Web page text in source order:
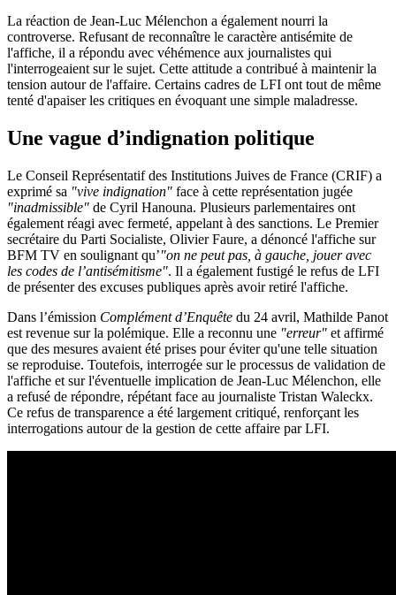
La réaction de Jean-Luc Mélenchon a également nourri la
controverse. Refusant de reconnaître le caractère antisémite de
l'affiche, il a répondu avec véhémence aux journalistes qui
l'interrogeaient sur le sujet. Cette attitude a contribué à maintenir la
tension autour de l'affaire. Certains cadres de LFI ont tout de même
tenté d'apaiser les critiques en évoquant une simple maladresse.
Une vague d’indignation politique
Le Conseil Représentatif des Institutions Juives de France (CRIF) a
exprimé sa "vive indignation" face à cette représentation jugée
"inadmissible" de Cyril Hanouna. Plusieurs parlementaires ont
également réagi avec fermeté, appelant à des sanctions. Le Premier
secrétaire du Parti Socialiste, Olivier Faure, a dénoncé l'affiche sur
BFM TV en soulignant qu’"on ne peut pas, à gauche, jouer avec
les codes de l’antisémitisme". Il a également fustigé le refus de LFI
de présenter des excuses publiques après avoir retiré l'affiche.
Dans l’émission Complément d’Enquête du 24 avril, Mathilde Panot
est revenue sur la polémique. Elle a reconnu une "erreur" et affirmé
que des mesures avaient été prises pour éviter qu'une telle situation
se reproduise. Toutefois, interrogée sur le processus de validation de
l'affiche et sur l'éventuelle implication de Jean-Luc Mélenchon, elle
a refusé de répondre, répétant face au journaliste Tristan Waleckx.
Ce refus de transparence a été largement critiqué, renforçant les
interrogations autour de la gestion de cette affaire par LFI.